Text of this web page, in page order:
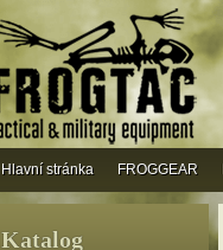
Katalog
Hlavní stránka FROGGEAR